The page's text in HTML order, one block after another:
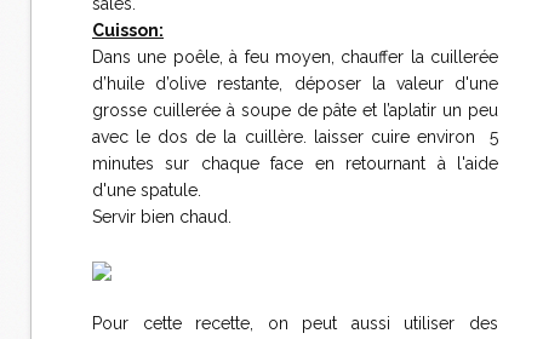
Cuisson:
Dans une poêle, à feu moyen, chauffer la cuillerée
d’huile d’olive restante, déposer la valeur d'une
grosse cuillerée à soupe de pâte et l’aplatir un peu
avec le dos de la cuillère. laisser cuire environ 5
minutes sur chaque face en retournant à l'aide
d'une spatule.
Servir bien chaud.
Pour cette recette, on peut aussi utiliser des